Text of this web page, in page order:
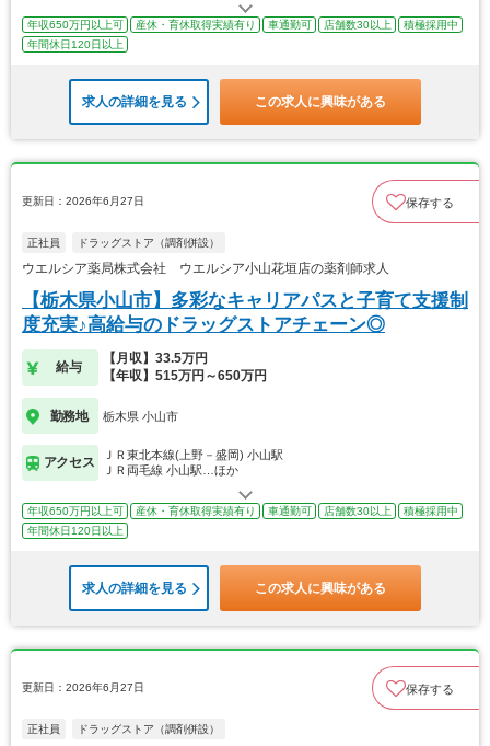
年収650万円以上可 産休・育休取得実績有り 車通勤可 店舗数30以上
積極採用中
年間休日120日以上
求人の詳細を見る この求人に興味がある
更新日：2026年6月27日 保存する
正社員 ドラッグストア（調剤併設）
ウエルシア薬局株式会社 ウエルシア小山花垣店の薬剤師求人
【栃木県小山市】多彩なキャリアパスと子育て支援制
度充実♪高給与のドラッグストアチェーン◎
給与
【月収】33.5万円
【年収】515万円～650万円
勤務地 栃木県 小山市
アクセス
ＪＲ東北本線(上野－盛岡) 小山駅
ＪＲ両毛線 小山駅…ほか
年収650万円以上可 産休・育休取得実績有り 車通勤可 店舗数30以上
積極採用中
年間休日120日以上
求人の詳細を見る この求人に興味がある
更新日：2026年6月27日 保存する
正社員 ドラッグストア（調剤併設）